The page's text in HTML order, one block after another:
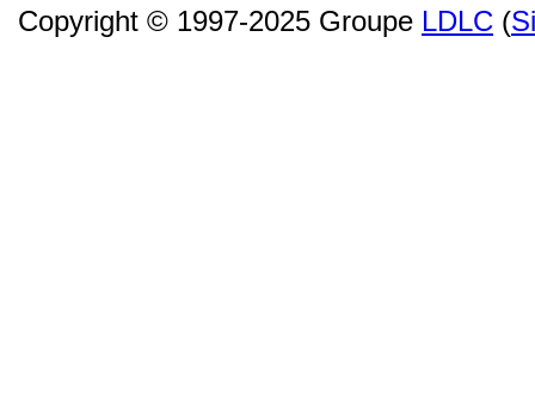
Copyright © 1997-2025 Groupe LDLC (